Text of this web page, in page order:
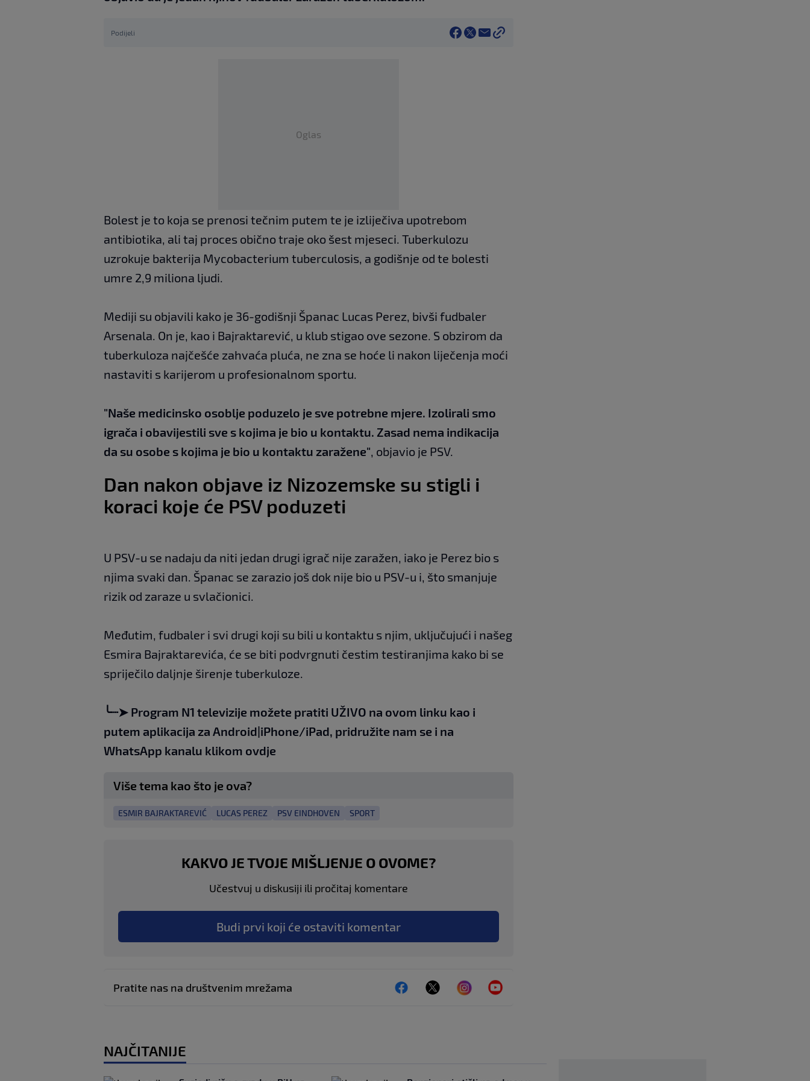
Podijeli
Oglas
Bolest je to koja se prenosi tečnim putem te je izliječiva upotrebom
antibiotika, ali taj proces obično traje oko šest mjeseci. Tuberkulozu
uzrokuje bakterija Mycobacterium tuberculosis, a godišnje od te bolesti
umre 2,9 miliona ljudi.
Mediji su objavili kako je 36-godišnji Španac Lucas Perez, bivši fudbaler
Arsenala. On je, kao i Bajraktarević, u klub stigao ove sezone. S obzirom da
tuberkuloza najčešće zahvaća pluća, ne zna se hoće li nakon liječenja moći
nastaviti s karijerom u profesionalnom sportu.
"Naše medicinsko osoblje poduzelo je sve potrebne mjere. Izolirali smo
igrača i obavijestili sve s kojima je bio u kontaktu. Zasad nema indikacija
da su osobe s kojima je bio u kontaktu zaražene", objavio je PSV.
Dan nakon objave iz Nizozemske su stigli i
koraci koje će PSV poduzeti
U PSV-u se nadaju da niti jedan drugi igrač nije zaražen, iako je Perez bio s
njima svaki dan. Španac se zarazio još dok nije bio u PSV-u i, što smanjuje
rizik od zaraze u svlačionici.
Međutim, fudbaler i svi drugi koji su bili u kontaktu s njim, uključujući i našeg
Esmira Bajraktarevića, će se biti podvrgnuti čestim testiranjima kako bi se
spriječilo daljnje širenje tuberkuloze.
╰┈➤ Program N1 televizije možete pratiti UŽIVO na ovom linku kao i
putem aplikacija za Android iPhone/iPad, pridružite nam se i na
WhatsApp kanalu klikom ovdje
Više tema kao što je ova?
ESMIR BAJRAKTAREVIĆ LUCAS PEREZ PSV EINDHOVEN SPORT
KAKVO JE TVOJE MIŠLJENJE O OVOME?
Učestvuj u diskusiji ili pročitaj komentare
Budi prvi koji će ostaviti komentar
Pratite nas na društvenim mrežama
NAJČITANIJE